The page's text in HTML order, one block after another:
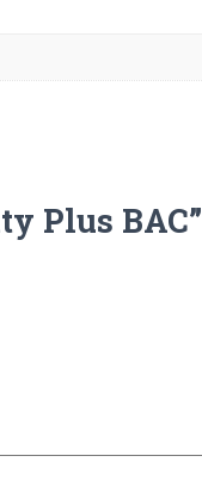
Plus BAC”